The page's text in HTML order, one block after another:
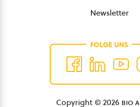
Newsletter
FOLGE UNS
Copyright © 2026 bio